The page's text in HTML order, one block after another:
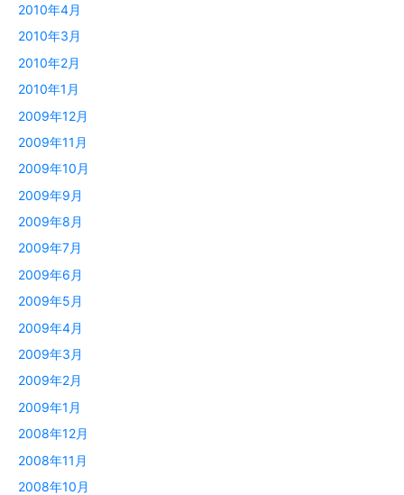
2010年4月
2010年3月
2010年2月
2010年1月
2009年12月
2009年11月
2009年10月
2009年9月
2009年8月
2009年7月
2009年6月
2009年5月
2009年4月
2009年3月
2009年2月
2009年1月
2008年12月
2008年11月
2008年10月